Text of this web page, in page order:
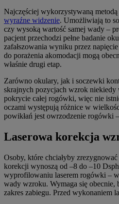
Najczęściej wykorzystywaną
wyraźne widzenie. Umożliwiają to
czy wysoką wartość samej wady –
pacjent przechodzi pełne badanie
zafałszowania wyniku przez
do porażenia akomodacji mogą
właśnie drugi etap.
Zarówno okulary, jak i soczewki
skrajnych pozycjach wzrok niekiedy
pokrycie całej rogówki, więc nie
oczami występują różnice w
powikłań jest owrzodzenie rogówki
Laserowa korekcja
Osoby, które chciałyby
korekcji wynoszą od –8 do –10
wyprofilowaniu laserem rogówki –
wady wzroku. Wymaga się
zakres zabiegu. Przed wykonaniem